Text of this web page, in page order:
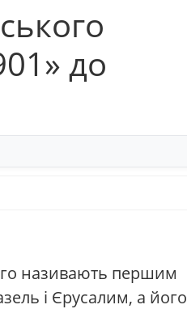
до
називають першим
і Єрусалим, а його